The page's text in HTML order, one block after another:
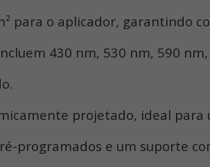
para o aplicador, garantindo
430 nm, 530 nm, 590
projetado, ideal para
programados e um suporte